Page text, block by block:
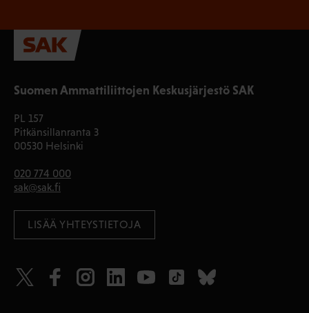
Suomen Ammattiliittojen Keskusjärjestö SAK
PL 157
Pitkänsillanranta 3
00530 Helsinki
020 774 000
sak@sak.fi
LISÄÄ YHTEYSTIETOJA